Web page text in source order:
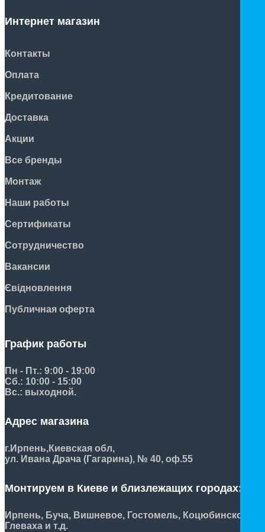
Интернет магазин
Контакты
Оплата
Кредитование
Доставка
Акции
Все бренды
Монтаж
Наши работы
Сертификаты
Сотрудничество
Вакансии
Євідновлення
Публичная оферта
График работы
Пн - Пт.: 9:00 - 19:00
Сб.: 10:00 - 15:00
Вс.: выходной.
Адрес магазина
г.Ирпень,Киевская обл,
ул. Ивана Драча (Гагарина), № 40, оф.55
Монтируем в Киеве и близлежащих городах:
Ирпень, Буча, Вишневое, Гостомель, Коцюбинское,
Глеваха и т.д.